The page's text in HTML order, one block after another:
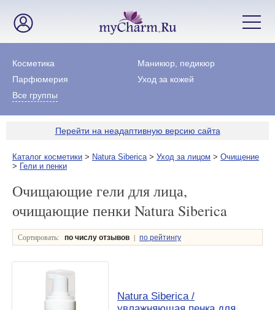
Косметика
Маникюр, педикюр
Парфюмерия
Уход за кожей
Все группы
Перейти на неадаптивную версию сайта
Каталог косметики > Natura Siberica> Уход за лицом > Очищение
> Гели и пенки
Очищающие гели для лица,
очищающие пенки Natura Siberica
Сортировать: по числу отзывов | по рейтингу
Natura Siberica /